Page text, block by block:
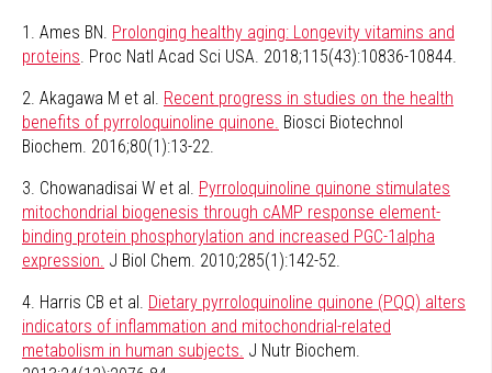
1. Ames BN. Prolonging healthy aging: Longevity vitamins and
proteins . Proc Natl Acad Sci USA. 2018;115(43):10836-10844.
2. Akagawa M et al. Recent progress in studies on the health
benefits of pyrroloquinoline quinone. Biosci Biotechnol
Biochem. 2016;80(1):13-22.
3. Chowanadisai W et al. Pyrroloquinoline quinone stimulates
mitochondrial biogenesis through cAMP response element-
binding protein phosphorylation and increased PGC-1alpha
expression. J Biol Chem. 2010;285(1):142-52.
4. Harris CB et al. Dietary pyrroloquinoline quinone (PQQ) alters
indicators of inflammation and mitochondrial-related
metabolism in human subjects. J Nutr Biochem.